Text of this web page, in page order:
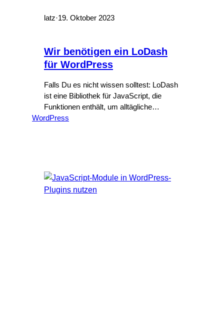
latz·19. Oktober 2023
Wir benötigen ein LoDash
für WordPress
Falls Du es nicht wissen solltest: LoDash
ist eine Bibliothek für JavaScript, die
Funktionen enthält, um alltägliche
Aufgaben zu vereinfachen. Man könnte
WordPress ist ein wenig wie eine
Programmiersprache. Man hat eine
Anzahl…
WordPress